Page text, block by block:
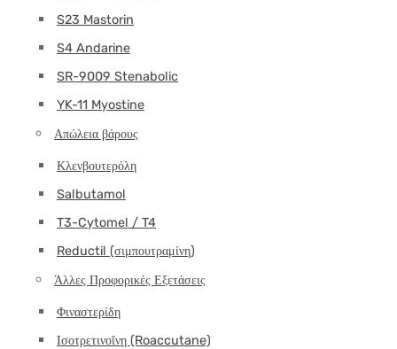
S23 Mastorin
S4 Andarine
SR-9009 Stenabolic
YK-11 Myostine
Απώλεια βάρους
Κλενβουτερόλη
Salbutamol
T3-Cytomel / T4
Reductil (σιμπουτραμίνη)
Άλλες Προφορικές Εξετάσεις
Φιναστερίδη
Ισοτρετινοΐνη (Roaccutane)